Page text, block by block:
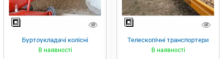
Буртоукладачі колісні
В наявності
Телескопічні транспортери
В наявності